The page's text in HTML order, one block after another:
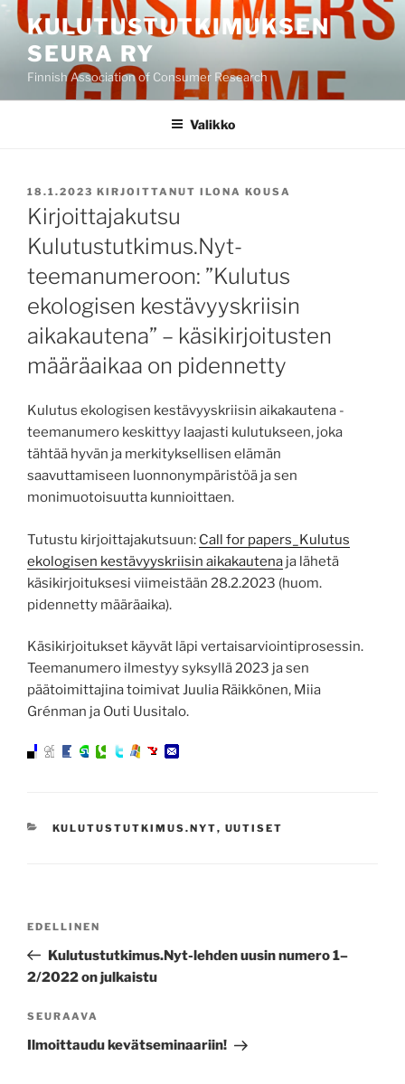
Siirry
sisältöönKULUTUSTUTKIMUKSEN
SEURA RY
Finnish Association of Consumer Research
Valikko
JULKAISTU
18.1.2023 KIRJOITTANUT ILONA KOUSA
Kirjoittajakutsu
Kulutustutkimus.Nyt-
teemanumeroon: ”Kulutus
ekologisen kestävyyskriisin
aikakautena” – käsikirjoitusten
määräaikaa on pidennetty
Kulutus ekologisen kestävyyskriisin aikakautena -
teemanumero keskittyy laajasti kulutukseen, joka
tähtää hyvän ja merkityksellisen elämän
saavuttamiseen luonnonympäristöä ja sen
monimuotoisuutta kunnioittaen.
Tutustu kirjoittajakutsuun: Call for papers_Kulutus
ekologisen kestävyyskriisin aikakautena ja lähetä
käsikirjoituksesi viimeistään 28.2.2023 (huom.
pidennetty määräaika).
Käsikirjoitukset käyvät läpi vertaisarviointiprosessin.
Teemanumero ilmestyy syksyllä 2023 ja sen
päätoimittajina toimivat Juulia Räikkönen, Miia
Grénman ja Outi Uusitalo.
KATEGORIAT
KULUTUSTUTKIMUS.NYT, UUTISET
Edellinen
artikkeli
EDELLINEN
Kulutustutkimus.Nyt-lehden uusin numero 1–
2/2022 on julkaistu
Seuraava
artikkeli
SEURAAVA
Ilmoittaudu kevätseminaariin!